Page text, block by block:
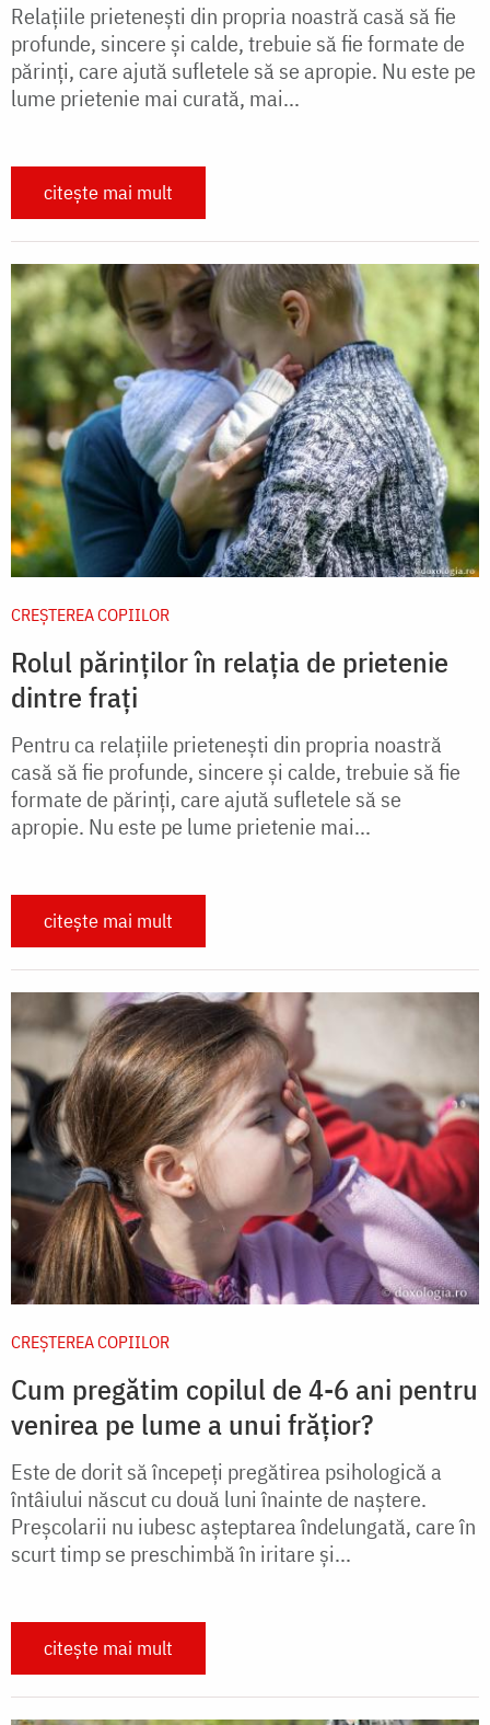
Relaţiile prieteneşti din propria noastră casă să fie
profunde, sincere şi calde, trebuie să fie formate de
părinţi, care ajută sufletele să se apropie. Nu este pe
lume prietenie mai curată, mai...
citește mai mult
CREŞTEREA COPIILOR
Rolul părinților în relația de prietenie
dintre frați
Pentru ca relaţiile prieteneşti din propria noastră
casă să fie profunde, sincere şi calde, trebuie să fie
formate de părinţi, care ajută sufletele să se
apropie. Nu este pe lume prietenie mai...
citește mai mult
CREŞTEREA COPIILOR
Cum pregătim copilul de 4-6 ani pentru
venirea pe lume a unui frățior?
Este de dorit să începeţi pregătirea psihologică a
întâiului născut cu două luni înainte de naştere.
Preşcolarii nu iubesc aşteptarea îndelungată, care în
scurt timp se preschimbă în iritare şi...
citește mai mult